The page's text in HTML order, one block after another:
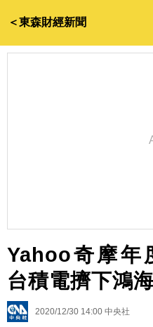
＜東森財經新聞
Yahoo奇摩年
台積電擠下鴻
2020/12/30 14:00 中央社